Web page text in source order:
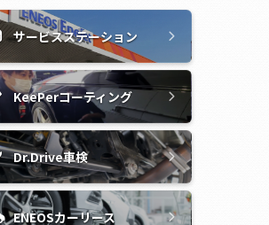
サービスステーション
KeePerコーティング
Dr.Drive車検
ENEOSカーリース